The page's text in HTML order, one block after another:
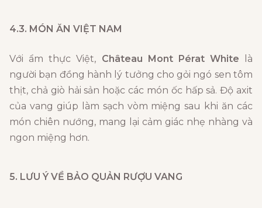
4.3. MÓN ĂN VIỆT NAM
Với ẩm thực Việt, Château Mont Pérat White là
người bạn đồng hành lý tưởng cho gỏi ngó sen tôm
thịt, chả giò hải sản hoặc các món ốc hấp sả. Độ axit
của vang giúp làm sạch vòm miệng sau khi ăn các
món chiên nướng, mang lại cảm giác nhẹ nhàng và
ngon miệng hơn.
5. LƯU Ý VỀ BẢO QUẢN RƯỢU VANG